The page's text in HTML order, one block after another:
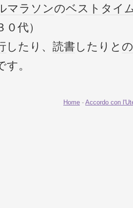
マラソンのベスト タイ
０代）
したり、 読書 したりと
す。
Home - Accordo con